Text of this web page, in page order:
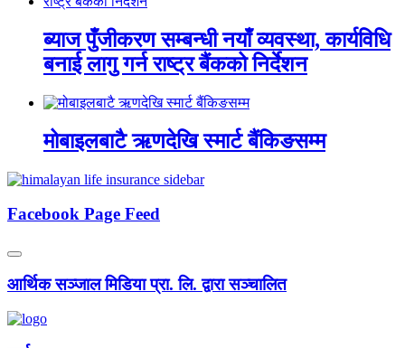
ब्याज पुँजीकरण सम्बन्धी नयाँ व्यवस्था, कार्यविधि
बनाई लागु गर्न राष्ट्र बैंकको निर्देशन
मोबाइलबाटै ऋणदेखि स्मार्ट बैंकिङसम्म
Facebook Page Feed
आर्थिक सञ्जाल मिडिया प्रा. लि. द्वारा सञ्चालित